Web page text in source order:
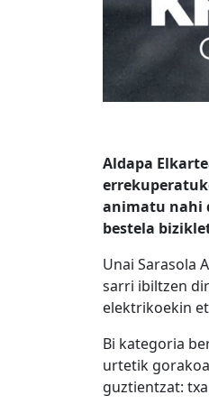
Aldapa
animatu nahi
bestela
Unai Sarasola
sarri ibiltzen
elektrikoekin
Bi kategoria
urtetik
guztientzat: